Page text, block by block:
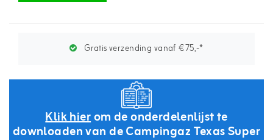
Gratis verzending vanaf €75,-*
Klik hierom de onderdelenlijst te
downloaden van de Campingaz Texas Super